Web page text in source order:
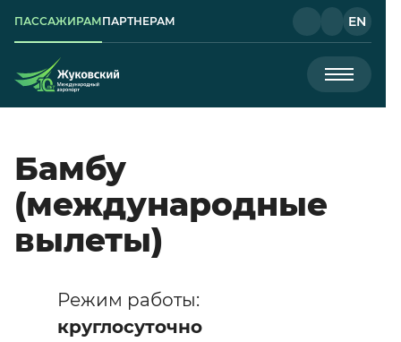
ПАССАЖИРАМПАРТНЕРАМ EN
Бамбу
(международные
вылеты)
Режим работы:
круглосуточно